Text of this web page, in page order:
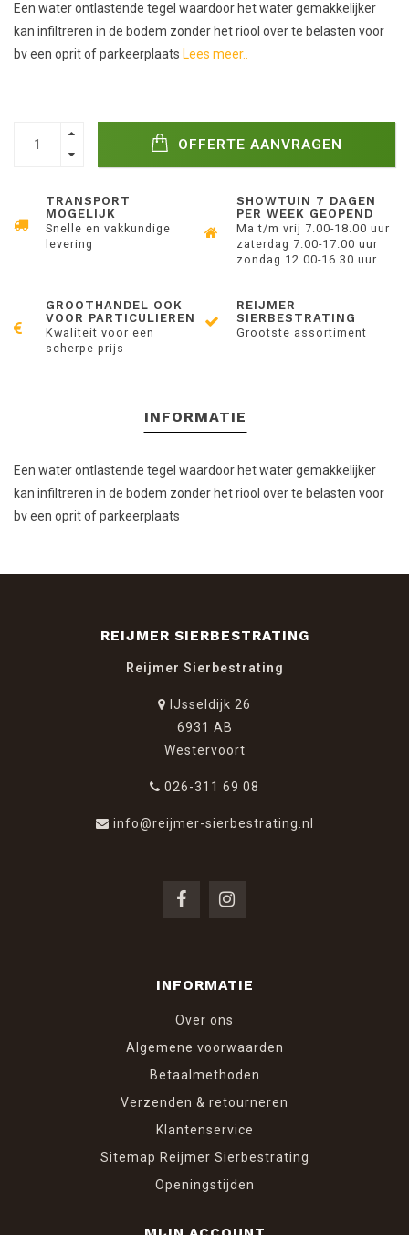
Een water ontlastende tegel waardoor het water gemakkelijker
kan infiltreren in de bodem zonder het riool over te belasten voor
bv een oprit of parkeerplaats Lees meer..
OFFERTE AANVRAGEN
TRANSPORT
MOGELIJK
Snelle en vakkundige
levering
SHOWTUIN 7 DAGEN
PER WEEK GEOPEND
Ma t/m vrij 7.00-18.00 uur
zaterdag 7.00-17.00 uur
zondag 12.00-16.30 uur
GROOTHANDEL OOK
VOOR PARTICULIEREN
Kwaliteit voor een
scherpe prijs
REIJMER
SIERBESTRATING
Grootste assortiment
INFORMATIE
Een water ontlastende tegel waardoor het water gemakkelijker
kan infiltreren in de bodem zonder het riool over te belasten voor
bv een oprit of parkeerplaats
REIJMER SIERBESTRATING
Reijmer Sierbestrating
IJsseldijk 26
6931 AB
Westervoort
026-311 69 08
info@reijmer-sierbestrating.nl
INFORMATIE
Over ons
Algemene voorwaarden
Betaalmethoden
Verzenden & retourneren
Klantenservice
Sitemap Reijmer Sierbestrating
Openingstijden